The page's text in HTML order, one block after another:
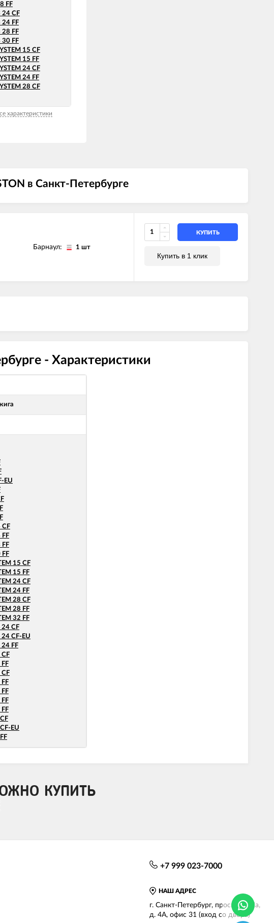
FF
24 CF
24 FF
28 FF
30 FF
15 CF
15 FF
24 CF
24 FF
28 CF
28 FF
24 CF
32 FF
35 FF
характеристики
в Санкт-Петербурге
Барнаул: 1 шт
КУПИТЬ
Купить в 1 клик
- Характеристики
EU
CF
FF
FF
FF
15 CF
15 FF
24 CF
24 FF
28 CF
28 FF
32 FF
24 CF
24 CF-EU
24 FF
CF
CF
EU
КУПИТЬ
НАШ АДРЕС
г. Санкт-Петербург, просп. КИМа,
д. 4А, офис 31 (вход со двора)
+7 999 023-7000